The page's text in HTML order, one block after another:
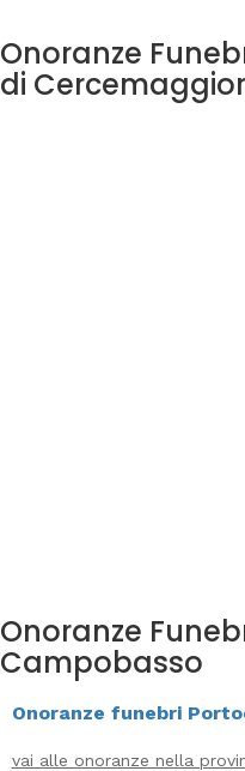
Onoranze
di
Onoranze
Campobasso
Onoranze funebri
vai alle onoranze nella